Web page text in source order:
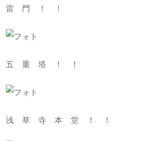
雷 門 ！ ！
五 重 塔 ！ ！
浅 草 寺 本 堂 ！ ！